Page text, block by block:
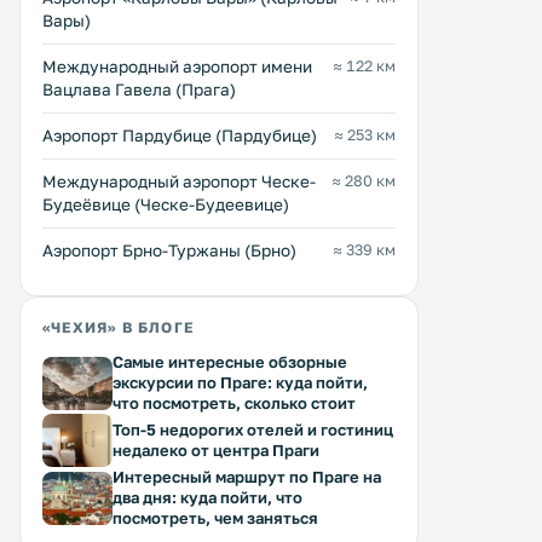
Apartment on Vridelni 137/57 boasts
views of the city and is 200 metres
from Hot Spring. .
колоннады. Во всех апартаментах
обустроены гостиная и
Вары)
Международный аэропорт имени
Вацлава Гавела (Прага)
≈ 122 км
Аэропорт Пардубице (Пардубице) ≈ 253 км
Международный аэропорт Ческе-
Будеёвице (Ческе-Будеевице)
≈ 280 км
Аэропорт Брно-Туржаны (Брно) ≈ 339 км
«ЧЕХИЯ» В БЛОГЕ
Самые интересные обзорные
экскурсии по Праге: куда пойти,
что посмотреть, сколько стоит
Топ-5 недорогих отелей и гостиниц
недалеко от центра Праги
Интересный маршрут по Праге на
два дня: куда пойти, что
посмотреть, чем заняться